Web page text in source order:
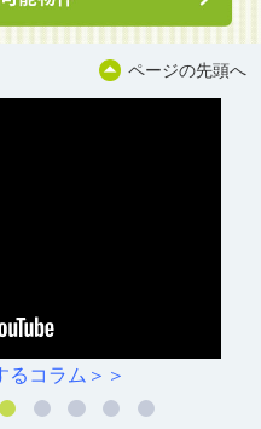
ページの先頭へ
るコラム＞＞